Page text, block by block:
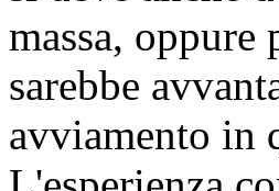
massa,
sarebbe
avviamento in